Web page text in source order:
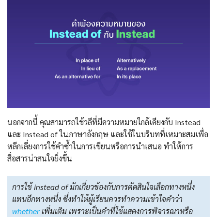
นอกจากนี้ คุณสามารถใช้วลีที่มีความหมายใกล้เคียงกับ Instead
และ Instead of ในภาษาอังกฤษ และใช้ในบริบทที่เหมาะสมเพื่อ
หลีกเลี่ยงการใช้คำซ้ำในการเขียนหรือการนำเสนอ ทำให้การ
สื่อสารน่าสนใจยิ่งขึ้น
การใช้ instead of มักเกี่ยวข้องกับการตัดสินใจเลือกทางหนึ่ง
แทนอีกทางหนึ่ง ซึ่งทำให้ผู้เรียนควรทำความเข้าใจคำว่า
whetherเพิ่มเติม เพราะเป็นคำที่ใช้แสดงการพิจารณาหรือ